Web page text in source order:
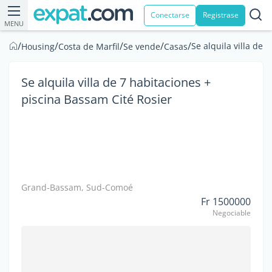
MENU
Conectarse Registrase
/Housing/Costa de Marfil/Se vende/Casas/Se alquila villa de
Se alquila villa de 7 habitaciones +
piscina Bassam Cité Rosier
Grand-Bassam, Sud-Comoé
Fr 1500000
Negociable